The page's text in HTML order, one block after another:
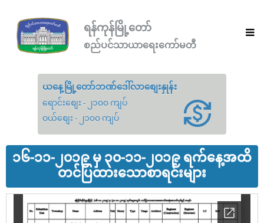
ရန်ကုန်မြို့တော်
စည်ပင်သာယာရေးကော်မတီ
ယနေ့မြို့တော်ဘဏ်ဒေါ်လာစျေးနှုန်း
ရောင်းစျေး - ၂၁၀၀ ကျပ်
ဝယ်စျေး - ၂၁၀၀ ကျပ်
၁၆-၁၁-၂၀၁၉ မှ ၃၀-၁၁-၂၀၁၉ ရက်နေ့အထိ
တင်ပြထားသောစာရင်းများ